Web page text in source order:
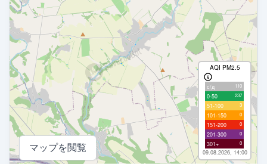
AQI PM2.5
с/д 110
0-50 237
51-100 3
101-150 0
151-200 0
201-300 0
301+ 0
09.08.2026, 14:00
マップを閲覧